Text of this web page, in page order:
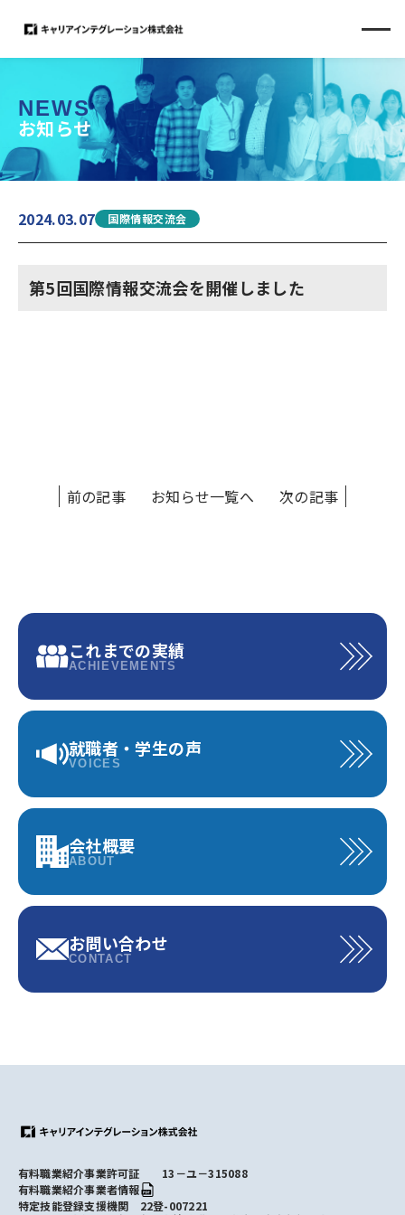
NEWS
お知らせ
2024.03.07 国際情報交流会
第5回国際情報交流会を開催しました
前の記事 お知らせ一覧へ 次の記事
これまでの実績
ACHIEVEMENTS
就職者・学生の声
VOICES
会社概要
ABOUT
お問い合わせ
CONTACT
有料職業紹介事業許可証 13－ユ－315088
有料職業紹介事業者情報
特定技能登録支援機関 22登-007221